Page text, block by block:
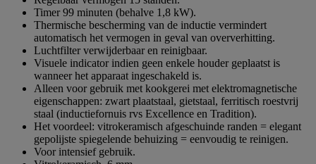
Timer 99 minuten (behalve 1,8 kW).
Thermische bescherming van de inductie vermindert
automatisch het vermogen in geval van oververhitting.
Luchtfilter verwijderbaar en reinigbaar.
Visuele indicator indien geen enkele houder geplaatst is
wanneer het apparaat ingeschakeld is.
Alleen voor gebruik met kookgerei met elektromagnetische
eigenschappen: zwart plaatstaal, gietstaal, ferritisch roestvrij
staal (inductiefornuis rvs Excellence en Tradition).
Het voordeel: vitrokeramisch afgeschuinde randen = elegant
gepolijste spiegelende behuizing = eenvoudig te reinigen.
Voor intensief gebruik.